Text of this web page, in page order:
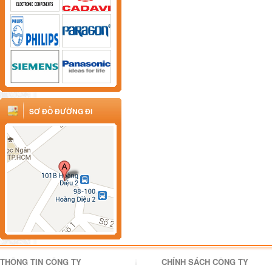
SƠ ĐỒ ĐƯỜNG ĐI
THÔNG TIN CÔNG TY CHÍNH SÁCH CÔNG TY